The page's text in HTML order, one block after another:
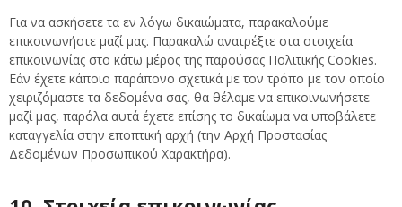
Για να ασκήσετε τα εν λόγω δικαιώματα, παρακαλούμε
επικοινωνήστε μαζί μας. Παρακαλώ ανατρέξτε στα στοιχεία
επικοινωνίας στο κάτω μέρος της παρούσας Πολιτικής Cookies.
Εάν έχετε κάποιο παράπονο σχετικά με τον τρόπο με τον οποίο
χειριζόμαστε τα δεδομένα σας, θα θέλαμε να επικοινωνήσετε
μαζί μας, παρόλα αυτά έχετε επίσης το δικαίωμα να υποβάλετε
καταγγελία στην εποπτική αρχή (την Αρχή Προστασίας
Δεδομένων Προσωπικού Χαρακτήρα).